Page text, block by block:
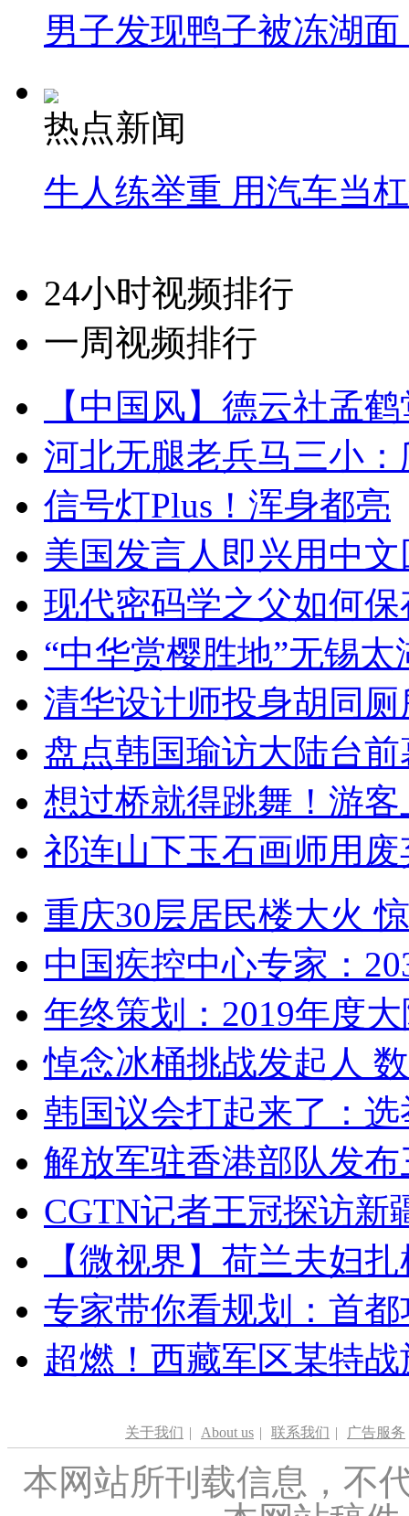
男子发现鸭子被冻湖
热点新闻
牛人练举重 用汽车当
24小时视频排行
一周视频排行
【中国风】德云社孟
河北无腿老兵马三小
信号灯Plus！浑身都亮
美国发言人即兴用中
现代密码学之父如何
“中华赏樱胜地”无锡
清华设计师投身胡同
盘点韩国瑜访大陆台
想过桥就得跳舞！游客
祁连山下玉石画师用
重庆30层居民楼大火
中国疾控中心专家：
年终策划：2019年度
悼念冰桶挑战发起人
韩国议会打起来了：
解放军驻香港部队发
CGTN记者王冠探访新
【微视界】荷兰夫妇
专家带你看规划：首
超燃！西藏军区某特
关于我们 | About us | 联系我们 | 广告服务
本网站所刊载信息，不